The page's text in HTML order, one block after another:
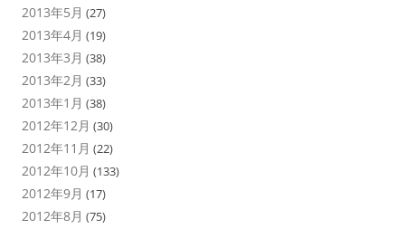
2013年5月 (27)
2013年4月 (19)
2013年3月 (38)
2013年2月 (33)
2013年1月 (38)
2012年12月 (30)
2012年11月 (22)
2012年10月 (133)
2012年9月 (17)
2012年8月 (75)